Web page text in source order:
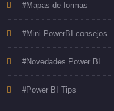
#Mapas de formas
#Mini PowerBI consejos
#Novedades Power BI
#Power BI Tips